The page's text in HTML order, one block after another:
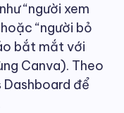
“người xem
“người bỏ
bắt mắt với
Canva). Theo
Dashboard để